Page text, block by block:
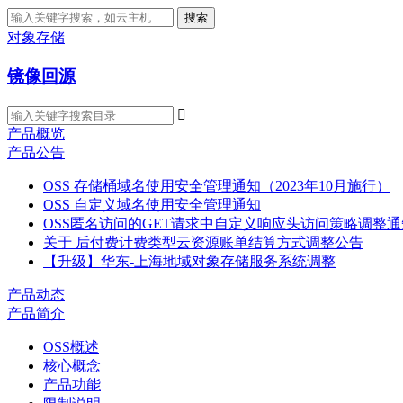
搜索
对象存储
镜像回源

产品概览
产品公告
OSS 存储桶域名使用安全管理通知（2023年10月施行）
OSS 自定义域名使用安全管理通知
OSS匿名访问的GET请求中自定义响应头访问策略调整
关于 后付费计费类型云资源账单结算方式调整公告
【升级】华东-上海地域对象存储服务系统调整
产品动态
产品简介
OSS概述
核心概念
产品功能